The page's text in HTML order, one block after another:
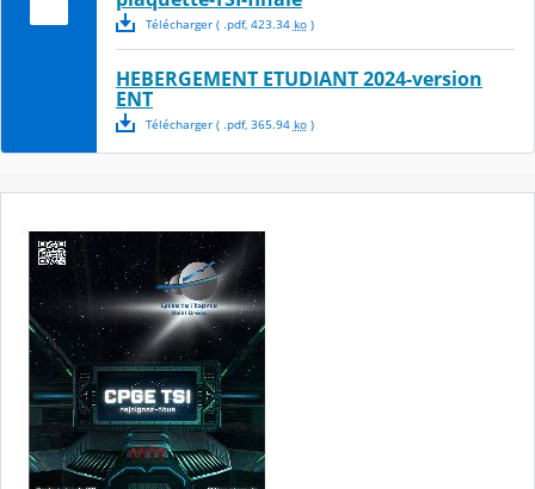
Télécharger( .pdf, 423.34 ko)
HEBERGEMENT ETUDIANT 2024-version
ENT
Télécharger( .pdf, 365.94 ko)